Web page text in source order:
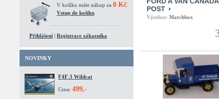
V košíku máte nákup za 0 Kč
Vstup do košíku
Přihlášení | Registrace zákazníka
NOVINKY
F4F 3 Wildcat
Cena: 499,-
POST
Výrobce: Matchbox